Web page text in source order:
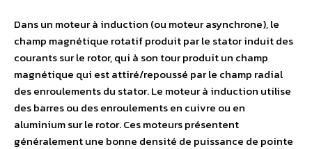
Dans un moteur à induction (ou moteur asynchrone), le
champ magnétique rotatif produit par le stator induit des
courants sur le rotor, qui à son tour produit un champ
magnétique qui est attiré/repoussé par le champ radial
des enroulements du stator. Le moteur à induction utilise
des barres ou des enroulements en cuivre ou en
aluminium sur le rotor. Ces moteurs présentent
généralement une bonne densité de puissance de pointe